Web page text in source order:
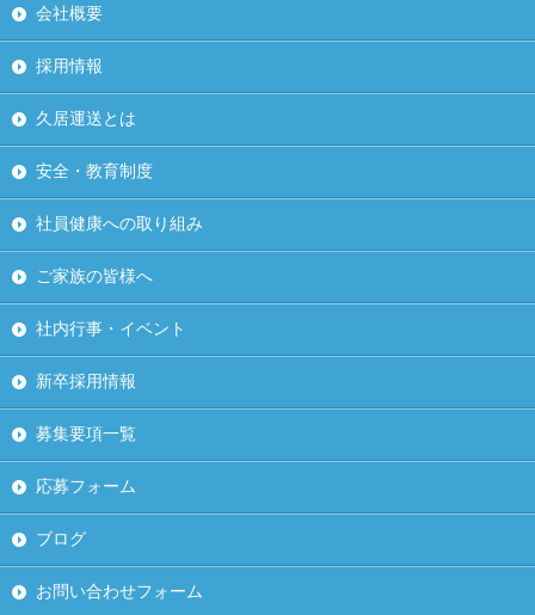
会社概要
採用情報
久居運送とは
安全・教育制度
社員健康への取り組み
ご家族の皆様へ
社内行事・イベント
新卒採用情報
募集要項一覧
応募フォーム
ブログ
お問い合わせフォーム